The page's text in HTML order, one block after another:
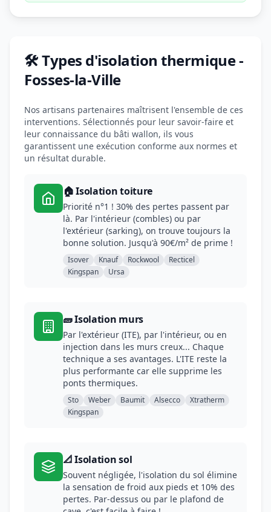
🛠️ Types d'isolation thermique -
Fosses-la-Ville
Nos artisans partenaires maîtrisent l'ensemble de ces
interventions. Sélectionnés pour leur savoir-faire et
leur connaissance du bâti wallon, ils vous
garantissent une exécution conforme aux normes et
un résultat durable.
🏠 Isolation toiture
Priorité n°1 ! 30% des pertes passent par
là. Par l'intérieur (combles) ou par
l'extérieur (sarking), on trouve toujours la
bonne solution. Jusqu'à 90€/m² de prime !
Isover Knauf Rockwool
Recticel
Kingspan
Ursa
🧱 Isolation murs
Par l'extérieur (ITE), par l'intérieur, ou en
injection dans les murs creux... Chaque
technique a ses avantages. L'ITE reste la
plus performante car elle supprime les
ponts thermiques.
Sto Weber Baumit Alsecco
Xtratherm
Kingspan
📐 Isolation sol
Souvent négligée, l'isolation du sol élimine
la sensation de froid aux pieds et 10% des
pertes. Par-dessus ou par le plafond de